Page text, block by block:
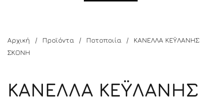
Αρχική Προϊόντα Ποτοποιία
ΚΑΝΕΛΛΑ ΚΕΫΛΑΝΗΣ
ΣΚΟΝΗ
ΚΑΝΕΛΛΑ ΚΕΫΛΑΝΗΣ